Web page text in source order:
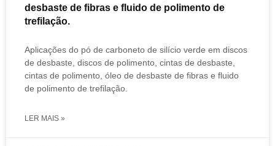
desbaste de fibras e fluido de polimento de
trefilação.
Aplicações do pó de carboneto de silício verde em discos
de desbaste, discos de polimento, cintas de desbaste,
cintas de polimento, óleo de desbaste de fibras e fluido
de polimento de trefilação.
LER MAIS »